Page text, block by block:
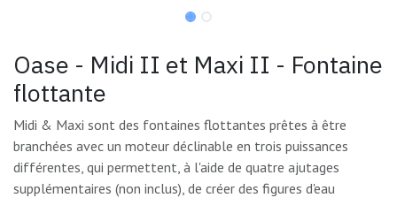
Oase - Midi II et Maxi II - Fontaine
flottante
Midi & Maxi sont des fontaines flottantes prêtes à être
branchées avec un moteur déclinable en trois puissances
différentes, qui permettent, à l'aide de quatre ajutages
supplémentaires (non inclus), de créer des figures d'eau